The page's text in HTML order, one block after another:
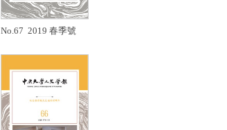
No.67 2019 春季號